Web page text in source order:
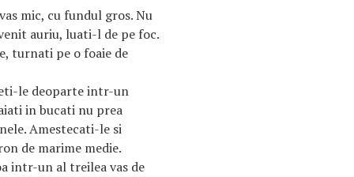
mic, cu fundul gros. Nu
auriu, luati-l de pe foc.
turnati pe o foaie de
le deoparte intr-un
in bucati nu prea
Amestecati-le si
de marime medie.
intr-un al treilea vas de